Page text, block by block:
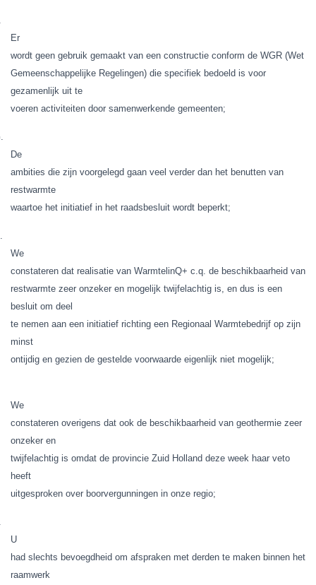
Er
wordt geen gebruik gemaakt van een constructie conform de WGR (Wet
Gemeenschappelijke Regelingen) die specifiek bedoeld is voor
gezamenlijk uit te
voeren activiteiten door samenwerkende gemeenten;
De
ambities die zijn voorgelegd gaan veel verder dan het benutten van
restwarmte
waartoe het initiatief in het raadsbesluit wordt beperkt;
We
constateren dat realisatie van WarmtelinQ+ c.q. de beschikbaarheid van
restwarmte zeer onzeker en mogelijk twijfelachtig is, en dus is een
besluit om deel
te nemen aan een initiatief richting een Regionaal Warmtebedrijf op zijn
minst
ontijdig en gezien de gestelde voorwaarde eigenlijk niet mogelijk;
We
constateren overigens dat ook de beschikbaarheid van geothermie zeer
onzeker en
twijfelachtig is omdat de provincie Zuid Holland deze week haar veto
heeft
uitgesproken over boorvergunningen in onze regio;
U
had slechts bevoegdheid om afspraken met derden te maken binnen het
raamwerk